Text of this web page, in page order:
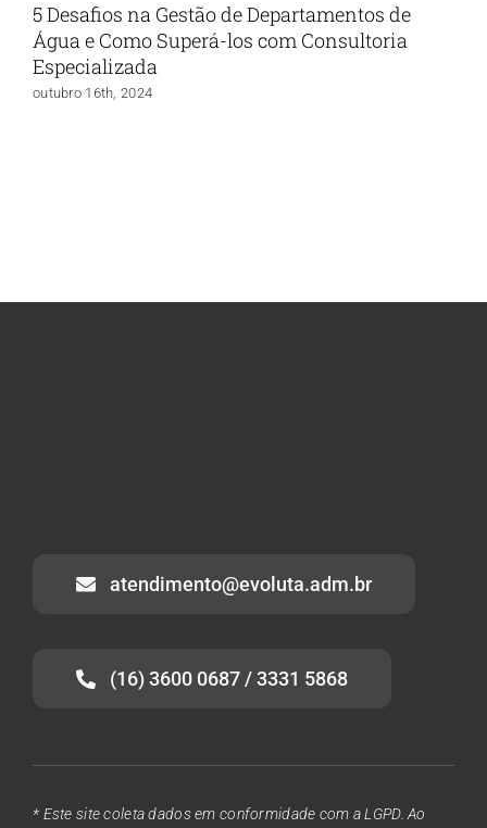
5 Desafios na Gestão de Departamentos de
Água e Como Superá-los com Consultoria
Especializada
outubro 16th, 2024
atendimento@evoluta.adm.br
(16) 3600 0687 / 3331 5868
* Este site coleta dados em conformidade com a LGPD. Ao